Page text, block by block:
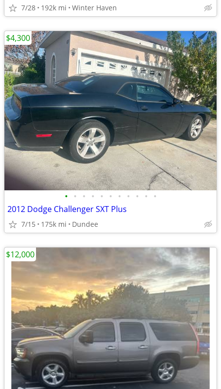
7/28 192k mi Winter Haven
• • • • • • • • • • •
2012 Dodge Challenger SXT Plus
7/15 175k mi Dundee
$4,300
$12,000